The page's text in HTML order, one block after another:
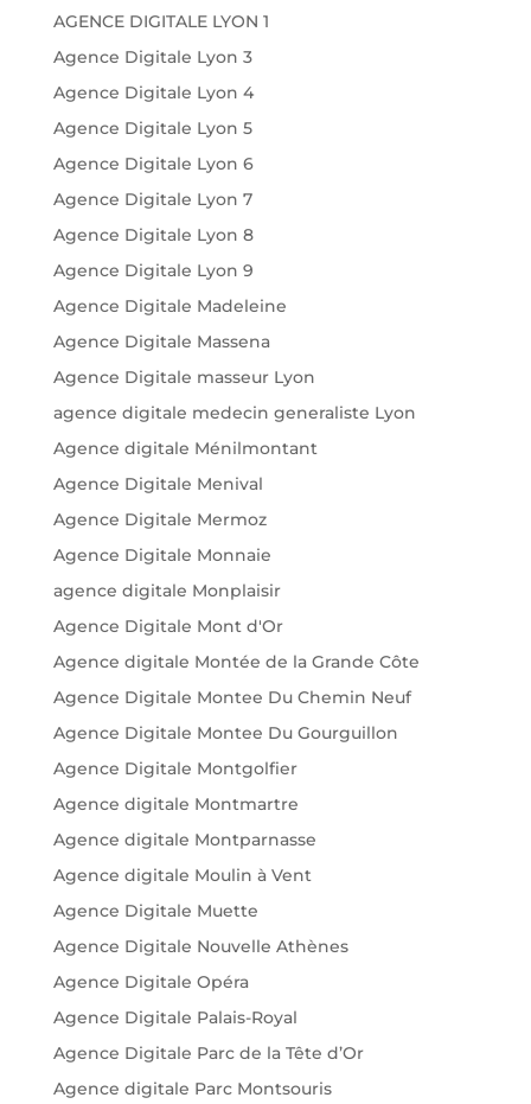
AGENCE DIGITALE LYON 1
Agence Digitale Lyon 3
Agence Digitale Lyon 4
Agence Digitale Lyon 5
Agence Digitale Lyon 6
Agence Digitale Lyon 7
Agence Digitale Lyon 8
Agence Digitale Lyon 9
Agence Digitale Madeleine
Agence Digitale Massena
Agence Digitale masseur Lyon
agence digitale medecin generaliste Lyon
Agence digitale Ménilmontant
Agence Digitale Menival
Agence Digitale Mermoz
Agence Digitale Monnaie
agence digitale Monplaisir
Agence Digitale Mont d'Or
Agence digitale Montée de la Grande Côte
Agence Digitale Montee Du Chemin Neuf
Agence Digitale Montee Du Gourguillon
Agence Digitale Montgolfier
Agence digitale Montmartre
Agence digitale Montparnasse
Agence digitale Moulin à Vent
Agence Digitale Muette
Agence Digitale Nouvelle Athènes
Agence Digitale Opéra
Agence Digitale Palais-Royal
Agence Digitale Parc de la Tête d’Or
Agence digitale Parc Montsouris